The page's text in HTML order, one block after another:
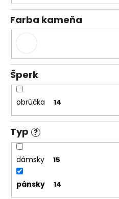
Farba kameňa
Šperk
obrúčka 14
Typ ?
dámsky 15
pánsky 14